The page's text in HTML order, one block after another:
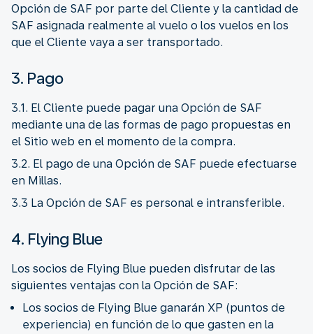
Opción de SAF por parte del Cliente y la cantidad de
SAF asignada realmente al vuelo o los vuelos en los
que el Cliente vaya a ser transportado.
3. Pago
3.1. El Cliente puede pagar una Opción de SAF
mediante una de las formas de pago propuestas en
el Sitio web en el momento de la compra.
3.2. El pago de una Opción de SAF puede efectuarse
en Millas.
3.3 La Opción de SAF es personal e intransferible.
4. Flying Blue
Los socios de Flying Blue pueden disfrutar de las
siguientes ventajas con la Opción de SAF:
Los socios de Flying Blue ganarán XP (puntos de
experiencia) en función de lo que gasten en la